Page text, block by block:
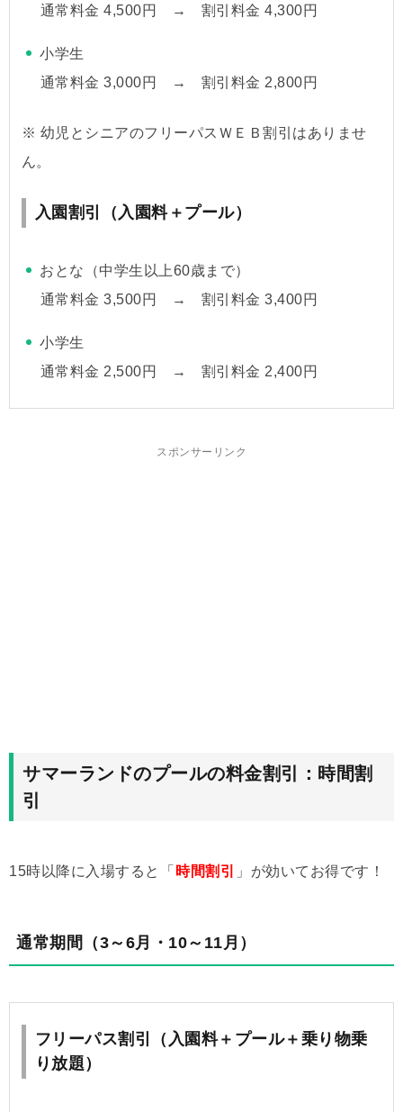
通常料金 4,500円 → 割引料金 4,300円
小学生
通常料金 3,000円 → 割引料金 2,800円
※ 幼児とシニアのフリーパスＷＥＢ割引はありませ
ん。
入園割引（入園料＋プール）
おとな（中学生以上60歳まで）
通常料金 3,500円 → 割引料金 3,400円
小学生
通常料金 2,500円 → 割引料金 2,400円
スポンサーリンク
サマーランドのプールの料金割引：時間割
引
15時以降に入場すると「 時間割引 」が効いてお得です！
通常期間（3～6月・10～11月 ）
フリーパス割引（入園料＋プール＋乗り物乗
り放題）